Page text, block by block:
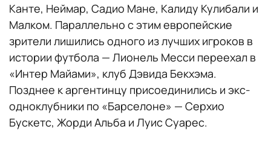
Канте, Неймар, Садио Мане, Калиду Кулибали и
Малком. Параллельно с этим европейские
зрители лишились одного из лучших игроков в
истории футбола — Лионель Месси переехал в
«Интер Майами», клуб Дэвида Бекхэма.
Позднее к аргентинцу присоединились и экс-
одноклубники по «Барселоне» — Серхио
Бускетс, Жорди Альба и Луис Суарес.